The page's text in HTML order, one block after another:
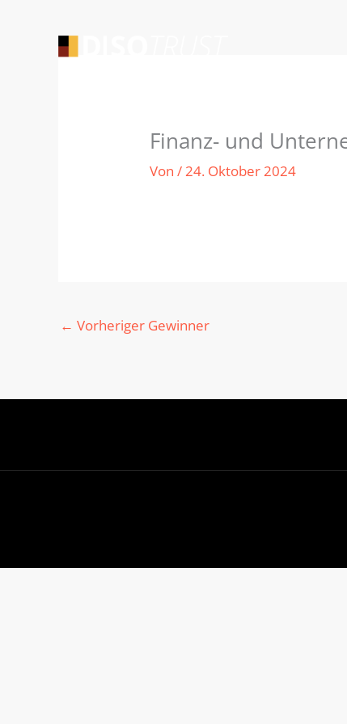
Finanz- und
Von/24. Oktober 2024
← Vorheriger Gewinner